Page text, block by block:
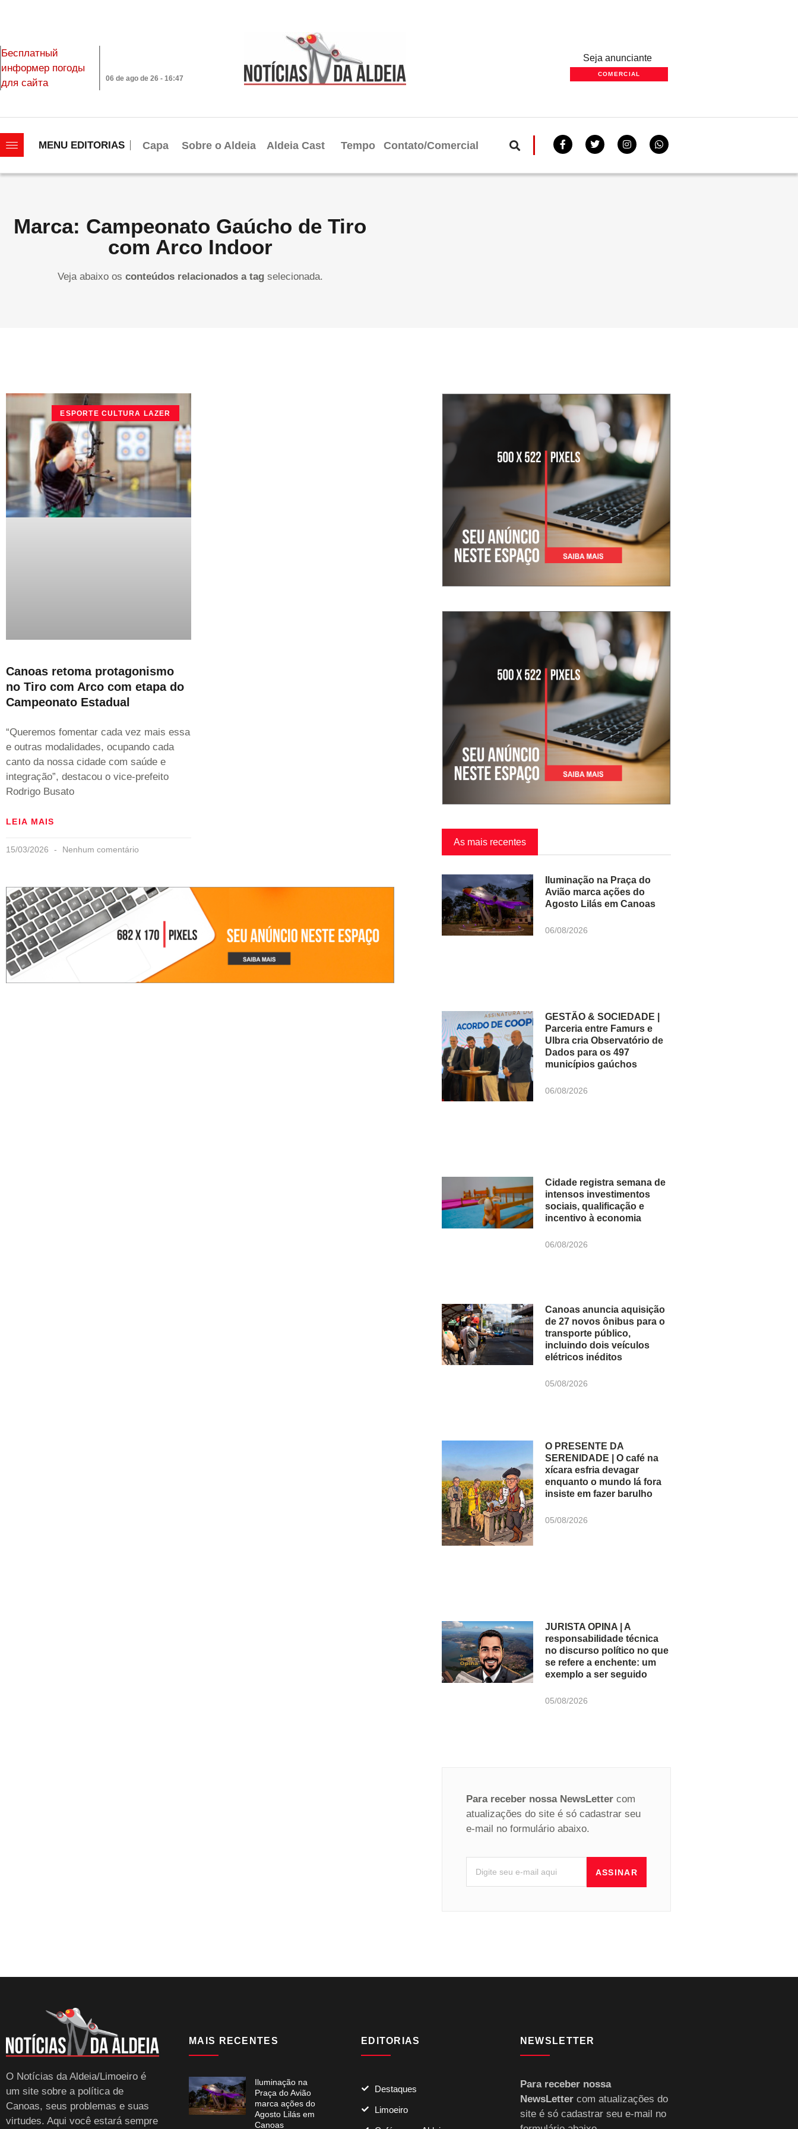
Бесплатный
информер погоды
для сайта
06 de ago de 26 - 16:47
Seja anunciante
COMERCIAL
MENU EDITORIAS Capa Sobre o Aldeia Aldeia Cast Tempo Contato/Comercial
Marca: Campeonato Gaúcho de Tiro
com Arco Indoor
Veja abaixo os conteúdos relacionados a tagselecionada.
ESPORTE CULTURA LAZER
Canoas retoma protagonismo
no Tiro com Arco com etapa do
Campeonato Estadual
“Queremos fomentar cada vez mais essa
e outras modalidades, ocupando cada
canto da nossa cidade com saúde e
integração”, destacou o vice-prefeito
Rodrigo Busato
LEIA MAIS
15/03/2026 Nenhum comentário
As mais recentes
Iluminação na Praça do
Avião marca ações do
Agosto Lilás em Canoas
06/08/2026
GESTÃO & SOCIEDADE |
Parceria entre Famurs e
Ulbra cria Observatório de
Dados para os 497
municípios gaúchos
06/08/2026
Cidade registra semana de
intensos investimentos
sociais, qualificação e
incentivo à economia
06/08/2026
Canoas anuncia aquisição
de 27 novos ônibus para o
transporte público,
incluindo dois veículos
elétricos inéditos
05/08/2026
O PRESENTE DA
SERENIDADE | O café na
xícara esfria devagar
enquanto o mundo lá fora
insiste em fazer barulho
05/08/2026
JURISTA OPINA | A
responsabilidade técnica
no discurso político no que
se refere a enchente: um
exemplo a ser seguido
05/08/2026
Para receber nossa NewsLetter com
atualizações do site é só cadastrar seu
e-mail no formulário abaixo.
ASSINAR
O Notícias da Aldeia/Limoeiro é
um site sobre a política de
Canoas, seus problemas e suas
virtudes. Aqui você estará sempre
MAIS RECENTES
Iluminação na
Praça do Avião
marca ações do
Agosto Lilás em
Canoas
EDITORIAS
Destaques
Limoeiro
NEWSLETTER
Para receber nossa
NewsLettercom atualizações do
site é só cadastrar seu e-mail no